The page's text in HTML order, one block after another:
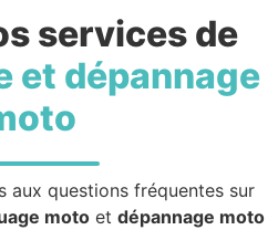
services de
et dépannage
aux questions fréquentes sur
moto et dépannage moto